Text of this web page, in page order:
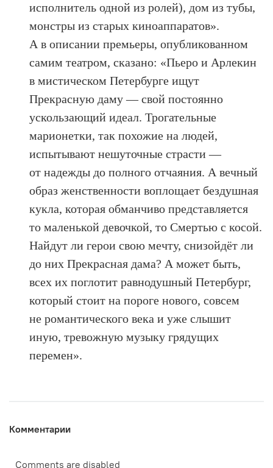
исполнитель одной из ролей), дом из тубы,
монстры из старых киноаппаратов».
А в описании премьеры, опубликованном
самим театром, сказано: «Пьеро и Арлекин
в мистическом Петербурге ищут
Прекрасную даму — свой постоянно
ускользающий идеал. Трогательные
марионетки, так похожие на людей,
испытывают нешуточные страсти —
от надежды до полного отчаяния. А вечный
образ женственности воплощает бездушная
кукла, которая обманчиво представляется
то маленькой девочкой, то Смертью с косой.
Найдут ли герои свою мечту, снизойдёт ли
до них Прекрасная дама? А может быть,
всех их поглотит равнодушный Петербург,
который стоит на пороге нового, совсем
не романтического века и уже слышит
иную, тревожную музыку грядущих
перемен».
Комментарии
Comments are disabled